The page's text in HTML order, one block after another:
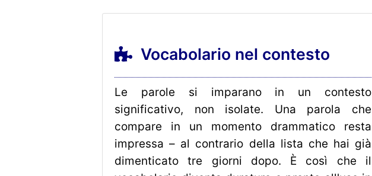
Vocabolario nel contesto
Le parole si imparano in un contesto
significativo, non isolate. Una parola che
compare in un momento drammatico resta
impressa – al contrario della lista che hai già
dimenticato tre giorni dopo. È così che il